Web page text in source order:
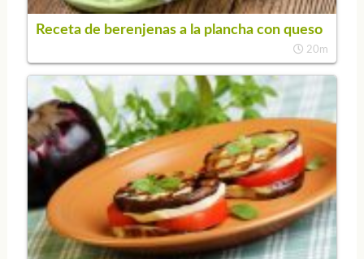
Receta de berenjenas a la plancha con queso
20m